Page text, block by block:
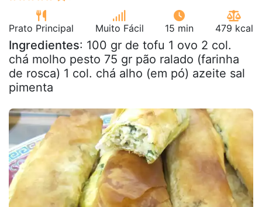
Prato Principal Muito Fácil 15 min 479 kcal
Ingredientes: 100 gr de tofu 1 ovo 2 col.
chá molho pesto 75 gr pão ralado (farinha
de rosca) 1 col. chá alho (em pó) azeite sal
pimenta